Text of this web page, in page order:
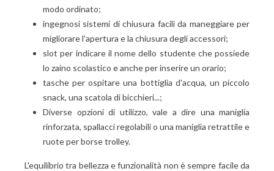
modo ordinato;
ingegnosi sistemi di chiusura facili da maneggiare per
migliorare l'apertura e la chiusura degli accessori;
slot per indicare il nome dello studente che possiede
lo zaino scolastico e anche per inserire un orario;
tasche per ospitare una bottiglia d'acqua, un piccolo
snack, una scatola di bicchieri...;
Diverse opzioni di utilizzo, vale a dire una maniglia
rinforzata, spallacci regolabili o una maniglia retrattile e
ruote per borse trolley.
L'equilibrio tra bellezza e funzionalità non è sempre facile da